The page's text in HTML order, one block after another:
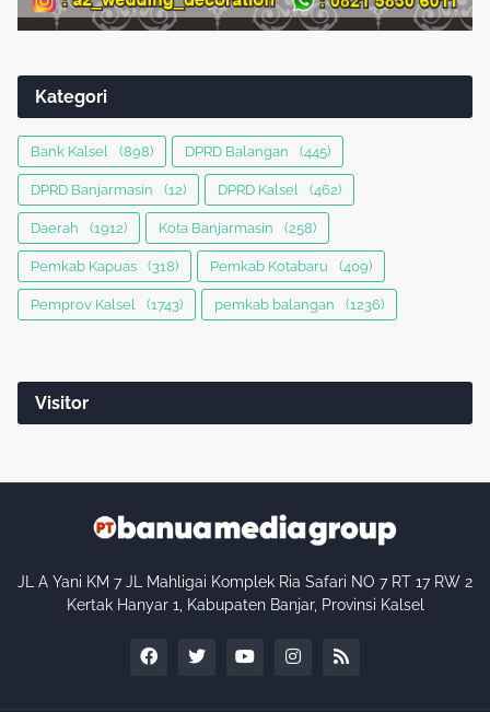
Kategori
Bank Kalsel (898) DPRD Balangan (445)
DPRD Banjarmasin (12) DPRD Kalsel (462)
Daerah (1912) Kota Banjarmasin (258)
Pemkab Kapuas (318) Pemkab Kotabaru (409)
Pemprov Kalsel (1743) pemkab balangan (1236)
Visitor
JL A Yani KM 7 JL Mahligai Komplek Ria Safari NO 7 RT 17 RW 2
Kertak Hanyar 1, Kabupaten Banjar, Provinsi Kalsel